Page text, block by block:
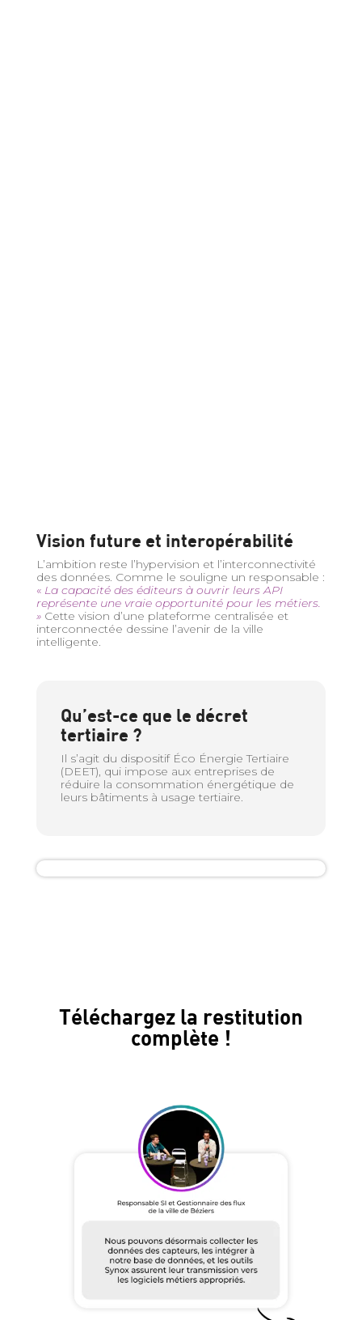
Vision future et interopérabilité
L’ambition reste l’hypervision et l’interconnectivité
des données. Comme le souligne un responsable :
« La capacité des éditeurs à ouvrir leurs API
représente une vraie opportunité pour les métiers.
»Cette vision d’une plateforme centralisée et
interconnectée dessine l’avenir de la ville
intelligente.
Qu’est-ce que le décret
tertiaire ?
Il s’agit du dispositif Éco Énergie Tertiaire
(DEET), qui impose aux entreprises de
réduire la consommation énergétique de
leurs bâtiments à usage tertiaire.
Téléchargez la restitution
complète !